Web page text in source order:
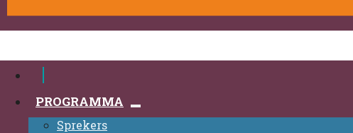
PROGRAMMA
Sprekers